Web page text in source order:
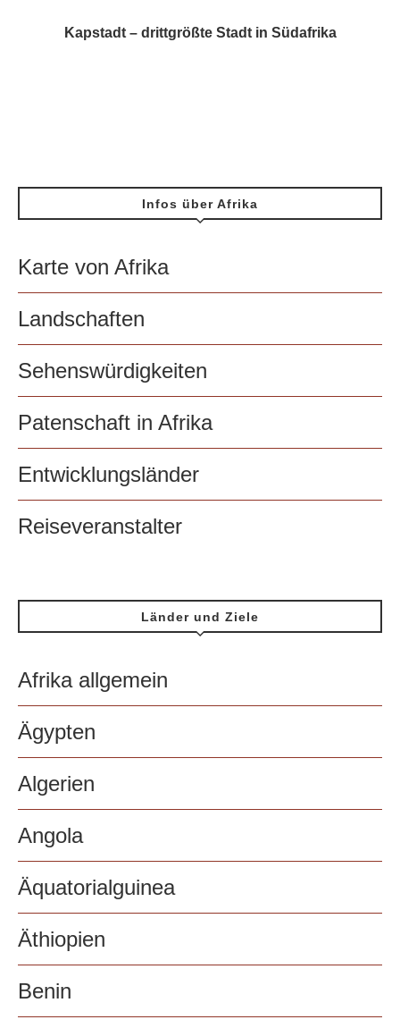
Kapstadt – drittgrößte Stadt in Südafrika
Infos über Afrika
Karte von Afrika
Landschaften
Sehenswürdigkeiten
Patenschaft in Afrika
Entwicklungsländer
Reiseveranstalter
Länder und Ziele
Afrika allgemein
Ägypten
Algerien
Angola
Äquatorialguinea
Äthiopien
Benin